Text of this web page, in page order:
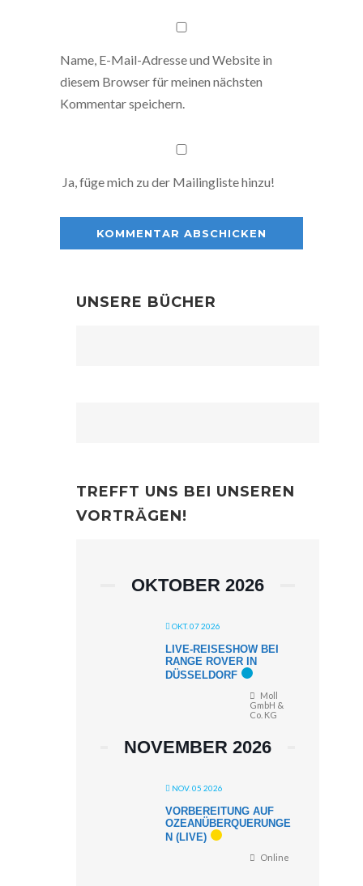
Name, E-Mail-Adresse und Website in
diesem Browser für meinen nächsten
Kommentar speichern.
Ja, füge mich zu der Mailingliste hinzu!
UNSERE BÜCHER
TREFFT UNS BEI UNSEREN
VORTRÄGEN!
OKTOBER 2026
OKT. 07 2026
LIVE-REISESHOW BEI
RANGE ROVER IN
DÜSSELDORF
Moll
GmbH &
Co. KG
NOVEMBER 2026
NOV. 05 2026
VORBEREITUNG AUF
OZEANÜBERQUERUNGE
N (LIVE)
Online